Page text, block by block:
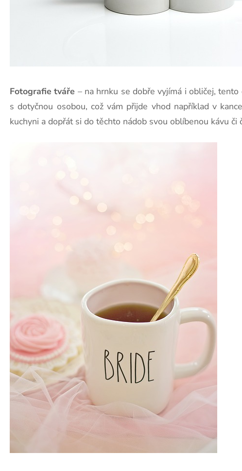
Fotografie tváře – na hrnku se dobře vyjímá i obličej,
s dotyčnou osobou, což vám přijde vhod například v
kuchyni a dopřát si do těchto nádob svou oblíbenou kávu